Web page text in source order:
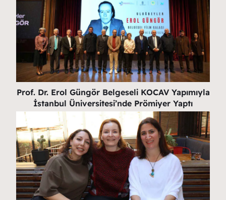
Prof. Dr. Erol Güngör Belgeseli KOCAV Yapımıyla
İstanbul Üniversitesi’nde Prömiyer Yaptı